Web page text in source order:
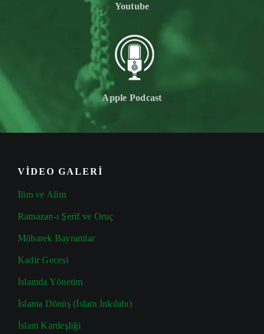
Youtube
Apple Podcast
VİDEO GALERİ
İlim ve Alim
Ramazan-ı Şerif ve Oruç
Mübarek Bayramlar
Kadir Gecesi
İslamda Yönetim
İslama Dönüş (İslam İnkılabı)
İslam Kardeşliği